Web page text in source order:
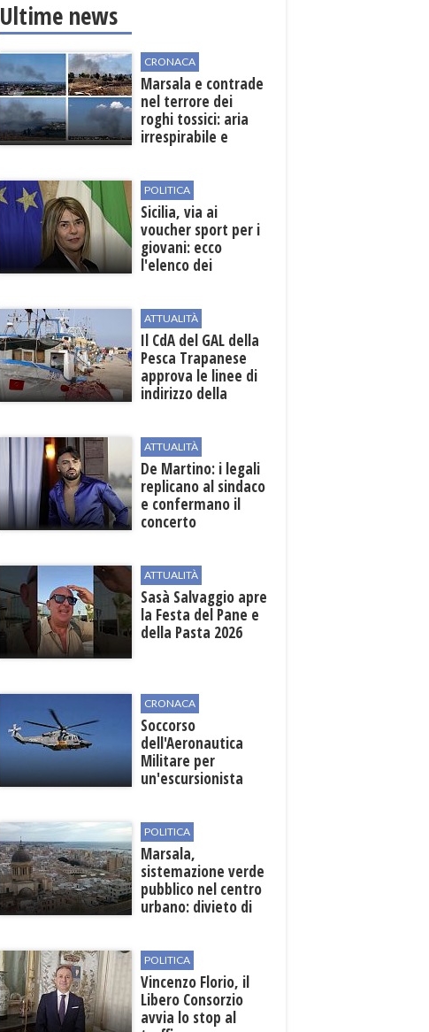
Ultime news
CRONACA
Marsala e contrade
nel terrore dei
roghi tossici: aria
irrespirabile e
POLITICA
Sicilia, via ai
voucher sport per i
giovani: ecco
l'elenco dei
ATTUALITÀ
Il CdA del GAL della
Pesca Trapanese
approva le linee di
indirizzo della
sviluppo
ATTUALITÀ
De Martino: i legali
replicano al sindaco
e confermano il
concerto
ATTUALITÀ
Sasà Salvaggio apre
la Festa del Pane e
della Pasta 2026
CRONACA
Soccorso
dell'Aeronautica
Militare per
un'escursionista
POLITICA
Marsala,
sistemazione verde
pubblico nel centro
urbano: divieto di
POLITICA
Vincenzo Florio, il
Libero Consorzio
avvia lo stop al